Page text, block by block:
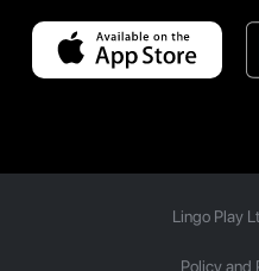
Lingo Play
Policy and